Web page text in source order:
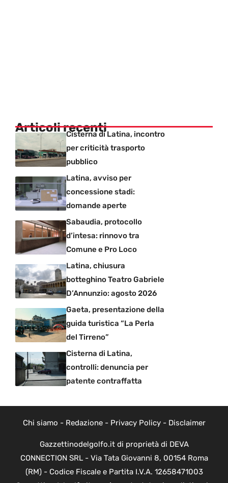
Articoli recentiCisterna di Latina, incontro
per criticità trasporto
pubblico
Latina, avviso per
concessione stadi:
domande aperte
Sabaudia, protocollo
d’intesa: rinnovo tra
Comune e Pro Loco
Latina, chiusura
botteghino Teatro Gabriele
D’Annunzio: agosto 2026
Gaeta, presentazione della
guida turistica “La Perla
del Tirreno”
Cisterna di Latina,
controlli: denuncia per
patente contraffatta
Chi siamo - Redazione- Privacy Policy- Disclaimer
Gazzettinodelgolfo.it di proprietà di DEVA
CONNECTION SRL - Via Tata Giovanni 8, 00154 Roma
(RM) - Codice Fiscale e Partita I.V.A. 12658471003